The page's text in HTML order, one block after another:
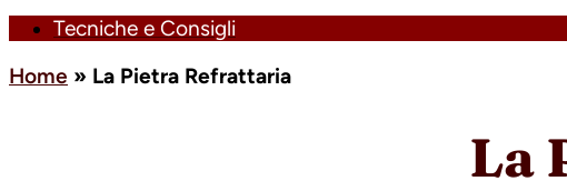
Tecniche e Consigli
Home » La Pietra Refrattaria
La